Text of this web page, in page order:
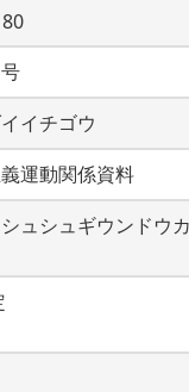
イチゴウ
運動関係資料
ュシュギウンドウ